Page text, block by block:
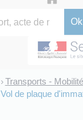
> Transports - Mobilité
Vol de plaque